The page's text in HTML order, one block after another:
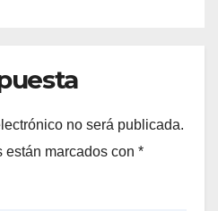
no será publicada.
están marcados con *